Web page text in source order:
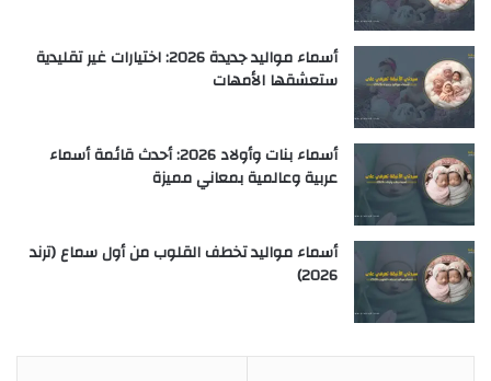
أسماء مواليد جديدة 2026: اختيارات غير تقليدية
ستعشقها الأمهات
أسماء بنات وأولاد 2026: أحدث قائمة أسماء
عربية وعالمية بمعاني مميزة
أسماء مواليد تخطف القلوب من أول سماع (ترند
2026)